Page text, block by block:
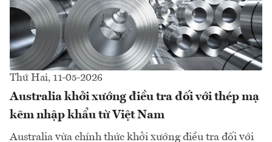
Thứ Hai, 11-05-2026
Australia khởi xướng điều tra đối với thép mạ
kẽm nhập khẩu từ Việt Nam
Australia vừa chính thức khởi xướng điều tra đối với